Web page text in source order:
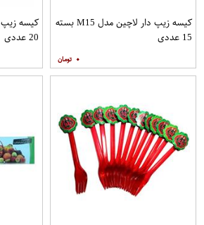
کیسه زیپ دار لاچین مدل M15 بسته
15 عددی
۰
20 عددی